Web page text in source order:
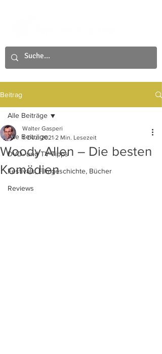
Beitrag
Alle Beiträge
DVD- und TV-Tipps
Festivals, Filmgeschichte, Bücher
Reviews
Alle Beiträge
Woody Allen – Die besten
Komödien
Walter Gasperi
1. Dez. 2021 2 Min. Lesezeit